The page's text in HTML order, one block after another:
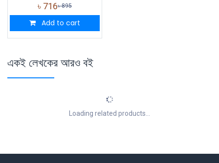
৳ 716৳895
Add to cart
একই লেখকের আরও বই
Loading related products...